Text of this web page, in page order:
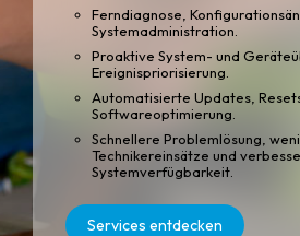
Ferndiagnose,
Systemadministration.
Proaktive System- und
Ereignispriorisierung.
Automatisierte Updates,
Softwareoptimierung.
Schnellere Problemlösung,
Technikereinsätze und
Systemverfügbarkeit.
Services entdecken